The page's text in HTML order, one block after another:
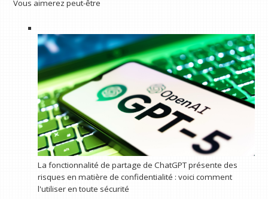
Vous aimerez peut-être
La fonctionnalité de partage de ChatGPT présente des
risques en matière de confidentialité : voici comment
l'utiliser en toute sécurité